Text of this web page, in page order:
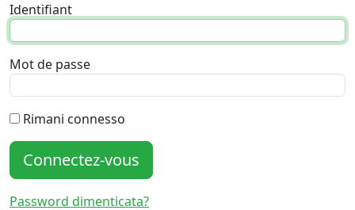
Identifiant
Mot de passe
Rimani connesso
Connectez-vous
Password dimenticata?